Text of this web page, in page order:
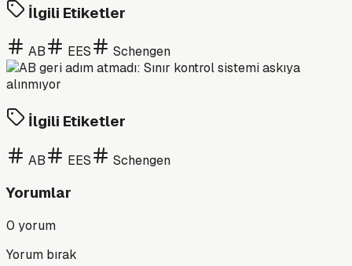
İlgili Etiketler
AB EES Schengen
İlgili Etiketler
AB EES Schengen
Yorumlar
0 yorum
Yorum bırak